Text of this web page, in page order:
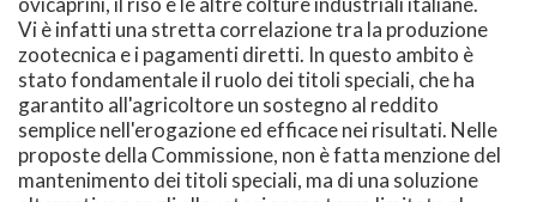
Vi è infatti una stretta correlazione tra la produzione
zootecnica e i pagamenti diretti. In questo ambito è
stato fondamentale il ruolo dei titoli speciali, che ha
garantito all'agricoltore un sostegno al reddito
semplice nell'erogazione ed efficace nei risultati. Nelle
proposte della Commissione, non è fatta menzione del
mantenimento dei titoli speciali, ma di una soluzione